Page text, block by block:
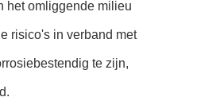
het omliggende milieu
risico's in verband met
te zijn,